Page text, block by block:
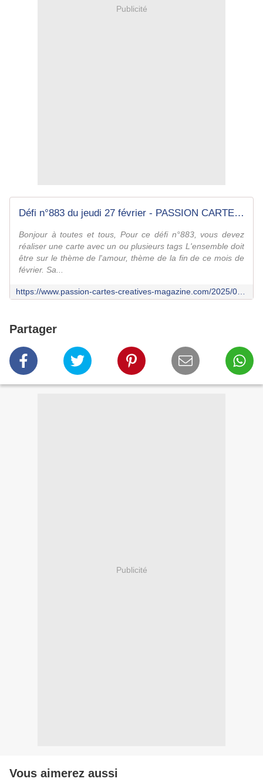
Publicité
Défi n°883 du jeudi 27 février - PASSION CARTES CREATIVES MAGAZINE
Bonjour à toutes et tous, Pour ce défi n°883, vous devez
réaliser une carte avec un ou plusieurs tags L'ensemble doit
être sur le thème de l'amour, thème de la fin de ce mois de
février. Sa...
Partager
Publicité
Vous aimerez aussi